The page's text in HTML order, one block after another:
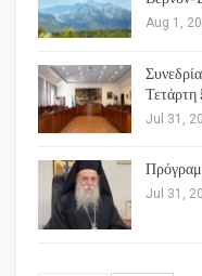
Aug 1,
Jul 31,
Jul 31,